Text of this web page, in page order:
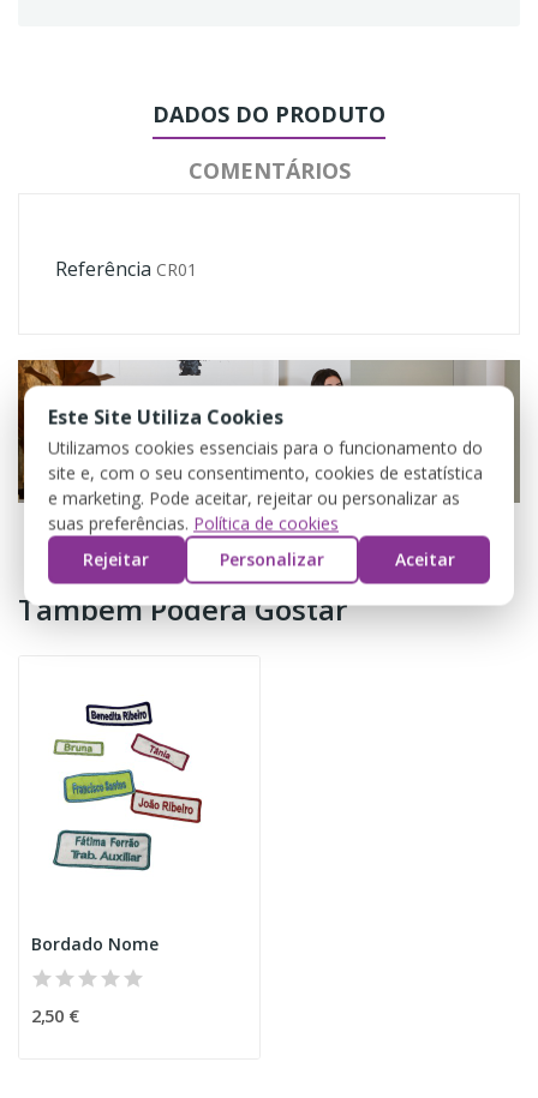
DADOS DO PRODUTO
COMENTÁRIOS
Referência CR01
Também Poderá Gostar
Bordado Nome
2,50 €
Este Site Utiliza Cookies
Utilizamos cookies essenciais para o funcionamento do
site e, com o seu consentimento, cookies de estatística
e marketing. Pode aceitar, rejeitar ou personalizar as
suas preferências. Política de cookies
Rejeitar
Personalizar Aceitar